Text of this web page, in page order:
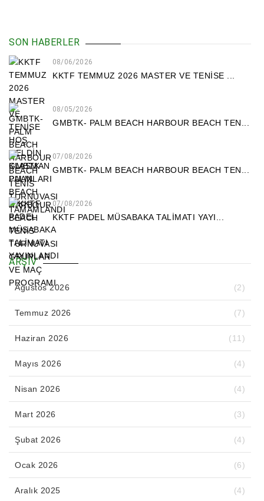
SON HABERLER
08/06/2026
KKTF TEMMUZ 2026 MASTER VE TENİSE ...
08/05/2026
GMBTK- PALM BEACH HARBOUR BEACH TEN...
07/08/2026
GMBTK- PALM BEACH HARBOUR BEACH TEN...
07/08/2026
KKTF PADEL MÜSABAKA TALİMATI YAYI...
ARŞIV
Ağustos 2026 (2)
Temmuz 2026 (7)
Haziran 2026 (11)
Mayıs 2026 (4)
Nisan 2026 (4)
Mart 2026 (3)
Şubat 2026 (4)
Ocak 2026 (6)
Aralık 2025 (4)